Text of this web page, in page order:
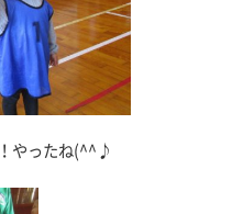
やったね(^^♪